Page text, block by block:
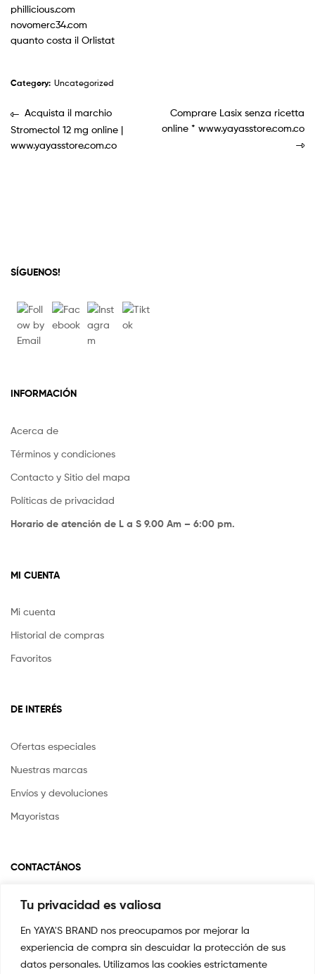
Tu privacidad es valiosa
En YAYA'S BRAND nos preocupamos por mejorar la
experiencia de compra sin descuidar la protección de sus
datos personales. Utilizamos las cookies estrictamente
phillicious.com
novomerc34.com
quanto costa il Orlistat
Category: Uncategorized
Acquista il marchio
Stromectol 12 mg online |
www.yayasstore.com.co
Comprare Lasix senza ricetta
online * www.yayasstore.com.co
SÍGUENOS!
INFORMACIÓN
Acerca de
Términos y condiciones
Contacto y Sitio del mapa
Políticas de privacidad
Horario de atención de L a S 9.00 Am – 6:00 pm.
MI CUENTA
Mi cuenta
Historial de compras
Favoritos
DE INTERÉS
Ofertas especiales
Nuestras marcas
Envíos y devoluciones
Mayoristas
CONTACTÁNOS
Si tienes alguna pregunta o inquietud escríbenos a
📍CARRERA 8 # 14-45 SAN PEDRO
CALI, COLOMBIA